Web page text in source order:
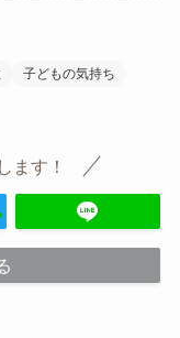
子どもの気持ち
ます！